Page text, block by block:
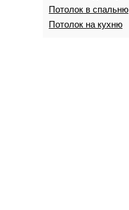
Потолок в спальню
Потолок на кухню